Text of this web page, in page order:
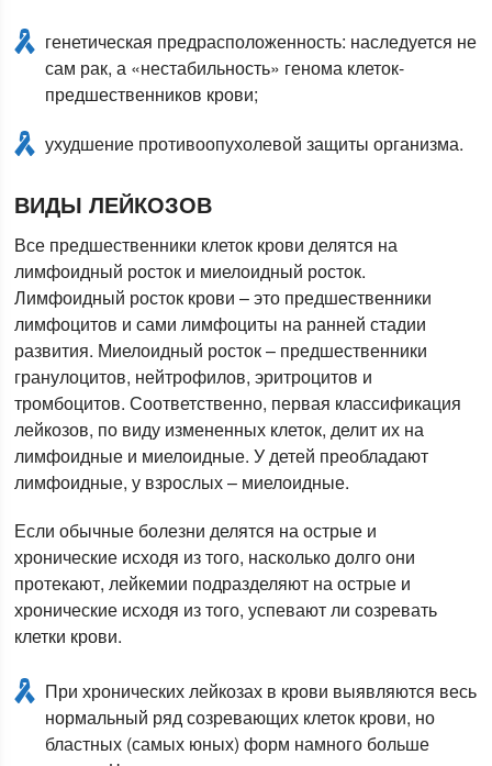
генетическая предрасположенность: наследуется не
сам рак, а «нестабильность» генома клеток-
предшественников крови;
ухудшение противоопухолевой защиты организма.
ВИДЫ ЛЕЙКОЗОВ
Все предшественники клеток крови делятся на
лимфоидный росток и миелоидный росток.
Лимфоидный росток крови – это предшественники
лимфоцитов и сами лимфоциты на ранней стадии
развития. Миелоидный росток – предшественники
гранулоцитов, нейтрофилов, эритроцитов и
тромбоцитов. Соответственно, первая классификация
лейкозов, по виду измененных клеток, делит их на
лимфоидные и миелоидные. У детей преобладают
лимфоидные, у взрослых – миелоидные.
Если обычные болезни делятся на острые и
хронические исходя из того, насколько долго они
протекают, лейкемии подразделяют на острые и
хронические исходя из того, успевают ли созревать
клетки крови.
При хронических лейкозах в крови выявляются весь
нормальный ряд созревающих клеток крови, но
бластных (самых юных) форм намного больше